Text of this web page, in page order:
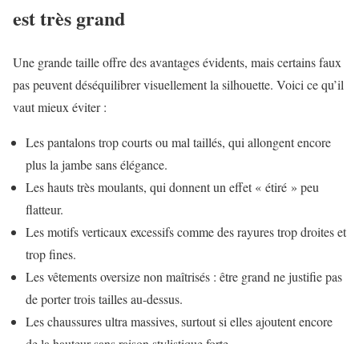
est très grand
Une grande taille offre des avantages évidents, mais certains faux
pas peuvent déséquilibrer visuellement la silhouette. Voici ce qu’il
vaut mieux éviter :
Les pantalons trop courts ou mal taillés, qui allongent encore
plus la jambe sans élégance.
Les hauts très moulants, qui donnent un effet « étiré » peu
flatteur.
Les motifs verticaux excessifs comme des rayures trop droites et
trop fines.
Les vêtements oversize non maîtrisés : être grand ne justifie pas
de porter trois tailles au-dessus.
Les chaussures ultra massives, surtout si elles ajoutent encore